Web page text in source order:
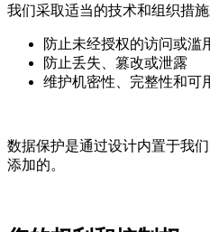
我们采取适当的技术和组织措施
防止未经授权的访问或滥
防止丢失、篡改或泄露
维护机密性、完整性和可
数据保护是通过设计内置于我
添加的。